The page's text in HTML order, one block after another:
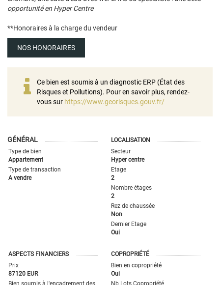
opportunité en Hyper Centre
**Honoraires à la charge du vendeur
NOS HONORAIRES
Ce bien est soumis à un diagnostic ERP (État des
Risques et Pollutions). Pour en savoir plus, rendez-
vous sur https://www.georisques.gouv.fr/
GÉNÉRAL
Type de bien
Appartement
Type de transaction
A vendre
LOCALISATION
Secteur
Hyper centre
Etage
2
Nombre étages
2
Rez de chaussée
Non
Dernier Etage
Oui
ASPECTS FINANCIERS
Prix
87120 EUR
Bien soumis à l'encadrement des
COPROPRIÉTÉ
Bien en copropriété
Oui
Nb Lots Copropriété